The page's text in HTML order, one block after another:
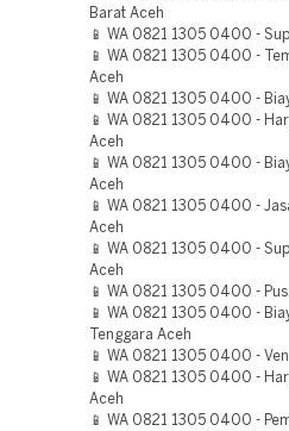
Barat Aceh
📱 WA 0821 1305 0400 -
📱 WA 0821 1305 0400 -
Aceh
📱 WA 0821 1305 0400 -
📱 WA 0821 1305 0400 -
Aceh
📱 WA 0821 1305 0400 -
Aceh
📱 WA 0821 1305 0400 -
Aceh
📱 WA 0821 1305 0400 -
Aceh
📱 WA 0821 1305 0400 -
📱 WA 0821 1305 0400 -
Tenggara Aceh
📱 WA 0821 1305 0400 -
📱 WA 0821 1305 0400 -
Aceh
📱 WA 0821 1305 0400 -